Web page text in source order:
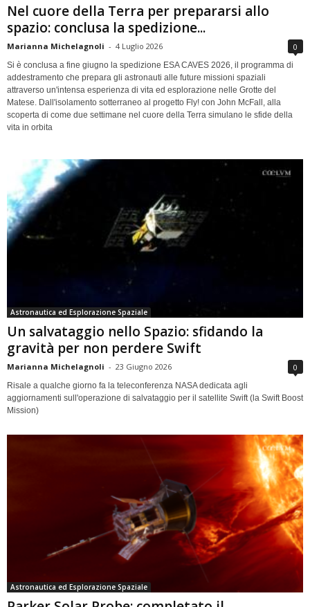
Nel cuore della Terra per prepararsi allo
spazio: conclusa la spedizione...
Marianna Michelagnoli - 4 Luglio 2026 0
Si è conclusa a fine giugno la spedizione ESA CAVES 2026, il programma di
addestramento che prepara gli astronauti alle future missioni spaziali
attraverso un'intensa esperienza di vita ed esplorazione nelle Grotte del
Matese. Dall'isolamento sotterraneo al progetto Fly! con John McFall, alla
scoperta di come due settimane nel cuore della Terra simulano le sfide della
vita in orbita
Astronautica ed Esplorazione Spaziale
Un salvataggio nello Spazio: sfidando la
gravità per non perdere Swift
Marianna Michelagnoli - 23 Giugno 2026 0
Risale a qualche giorno fa la teleconferenza NASA dedicata agli
aggiornamenti sull'operazione di salvataggio per il satellite Swift (la Swift Boost
Mission)
Astronautica ed Esplorazione Spaziale